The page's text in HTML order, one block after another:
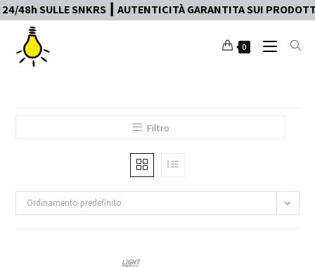
SULLE SNKRS ┃ AUTENTICITÀ GARANTITA SUI
0
Filtro
Ordinamento predefinito